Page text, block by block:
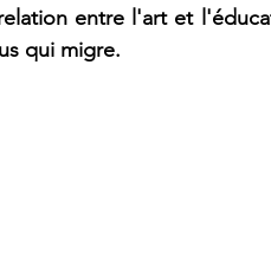
entre l'art et
qui migre.